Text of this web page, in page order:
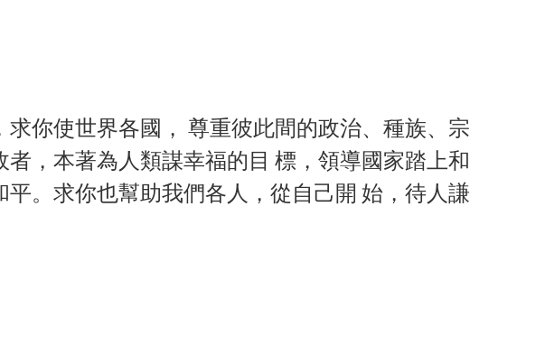
你使世界各國， 尊重彼此間的政治、種族、宗
，本著為人類謀幸福的目 標，領導國家踏上和
。求你也幫助我們各人，從自己開 始，待人謙